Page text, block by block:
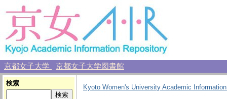
京都女子大学 京都女子大学図書館
検索
Kyoto Women's University Academic